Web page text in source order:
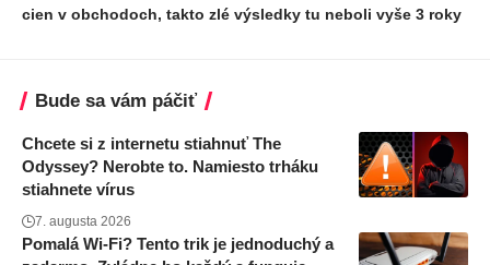
cien v obchodoch, takto zlé výsledky tu neboli vyše 3 roky
Bude sa vám páčiť
Chcete si z internetu stiahnuť The
Odyssey? Nerobte to. Namiesto trháku
stiahnete vírus
7. augusta 2026
Pomalá Wi-Fi? Tento trik je jednoduchý a